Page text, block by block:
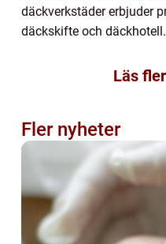
däckverkstäder erbjuder
däckskifte och däckhotell.
Läs
Fler nyheter